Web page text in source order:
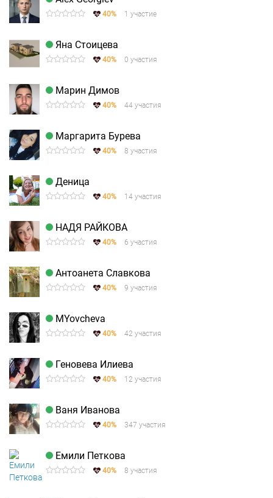
40% 1 участие
Яна Стоицева
40% 0 участия
Марин Димов
40% 44 участия
Маргарита Бурева
40% 8 участия
Деница
40% 14 участия
НАДЯ РАЙКОВА
40% 6 участия
Антоанета Славкова
40% 9 участия
MYovcheva
40% 42 участия
Геновева Илиева
40% 12 участия
Ваня Иванова
40% 347 участия
Емили Петкова
40% 8 участия